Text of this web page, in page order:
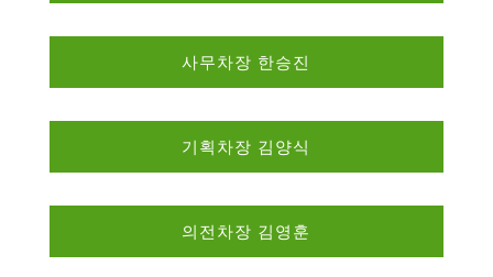
사무차장 한승진
기획차장 김양식
의전차장 김영훈